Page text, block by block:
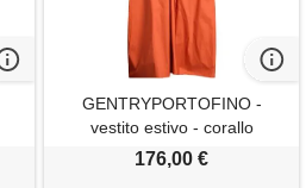
GENTRYPORTOFINO -
vestito estivo - corallo
176,00 €